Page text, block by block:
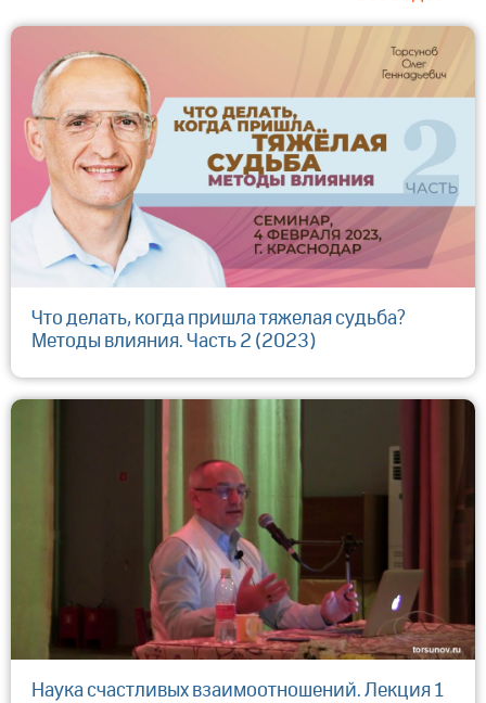
Что делать, когда пришла тяжелая судьба?
Методы влияния. Часть 2 (2023)
Наука счастливых взаимоотношений. Лекция 1